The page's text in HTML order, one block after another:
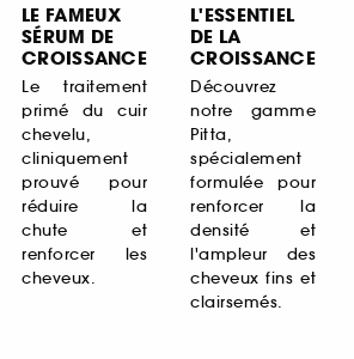
LE FAMEUX
SÉRUM DE
CROISSANCE
Le traitement
primé du cuir
chevelu,
cliniquement
prouvé pour
réduire la
chute et
renforcer les
cheveux.
L'ESSENTIEL
DE LA
CROISSANCE
Découvrez
notre gamme
Pitta,
spécialement
formulée pour
renforcer la
densité et
l'ampleur des
cheveux fins et
clairsemés.